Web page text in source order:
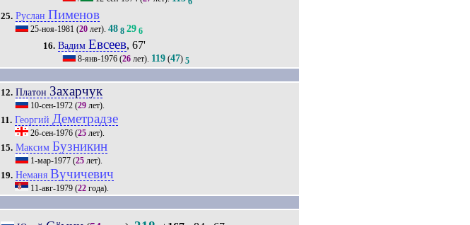
25. Руслан Пименов
25-ноя-1981 (20 лет).48 8 29 6
16. Вадим Евсеев, 67'
8-янв-1976(26лет). 119(47) 5
12. Платон Захарчук
10-сен-1972 (29 лет).
11. Георгий Деметрадзе
26-сен-1976 (25 лет).
15. Максим Бузникин
1-мар-1977 (25 лет).
19. Неманя Вучичевич
11-авг-1979 (22 года).